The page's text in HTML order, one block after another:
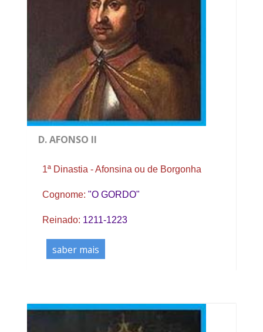
D. AFONSO II
1ª Dinastia - Afonsina ou de Borgonha
Cognome: "O GORDO"
Reinado: 1211-1223
saber mais